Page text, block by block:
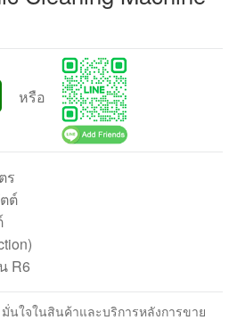
หรือ
ร
ต์
R6
มั่นใจในสินค้าและบริการหลังการขาย